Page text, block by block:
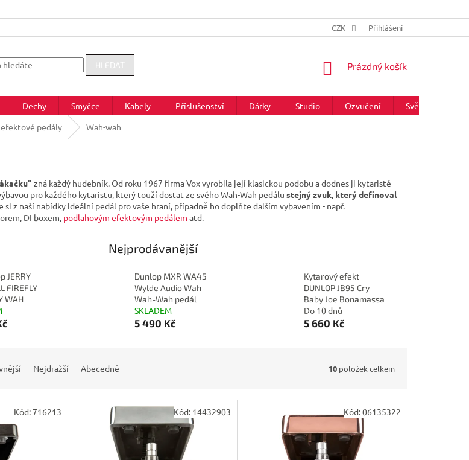
CZK Přihlášení
HLEDAT
NÁKUPNÍ
Prázdný košík
Dechy Smyčce Kabely Příslušenství Dárky Studio Ozvučení Světla
pedály Wah-wah
zná každý hudebník. Od roku 1967 firma Vox vyrobila její klasickou podobu a dodnes ji kytaristé
pro každého kytaristu, který touží dostat ze svého Wah-Wah pedálu stejný zvuk, který definoval
si z naší nabídky ideální pedál pro vaše hraní, případně ho doplňte dalším vybavením - např.
DI boxem, podlahovým efektovým pedálem atd.
Nejprodávanější
JERRY
FIREFLY
WAH
Dunlop MXR WA45
Wylde Audio Wah
Wah-Wah pedál
SKLADEM
5 490 Kč
Kytarový efekt
DUNLOP JB95 Cry
Baby Joe Bonamassa
Do 10 dnů
5 660 Kč
Nejdražší Abecedně 10 položek celkem
Kód:716213 Kód: 14432903 Kód:06135322